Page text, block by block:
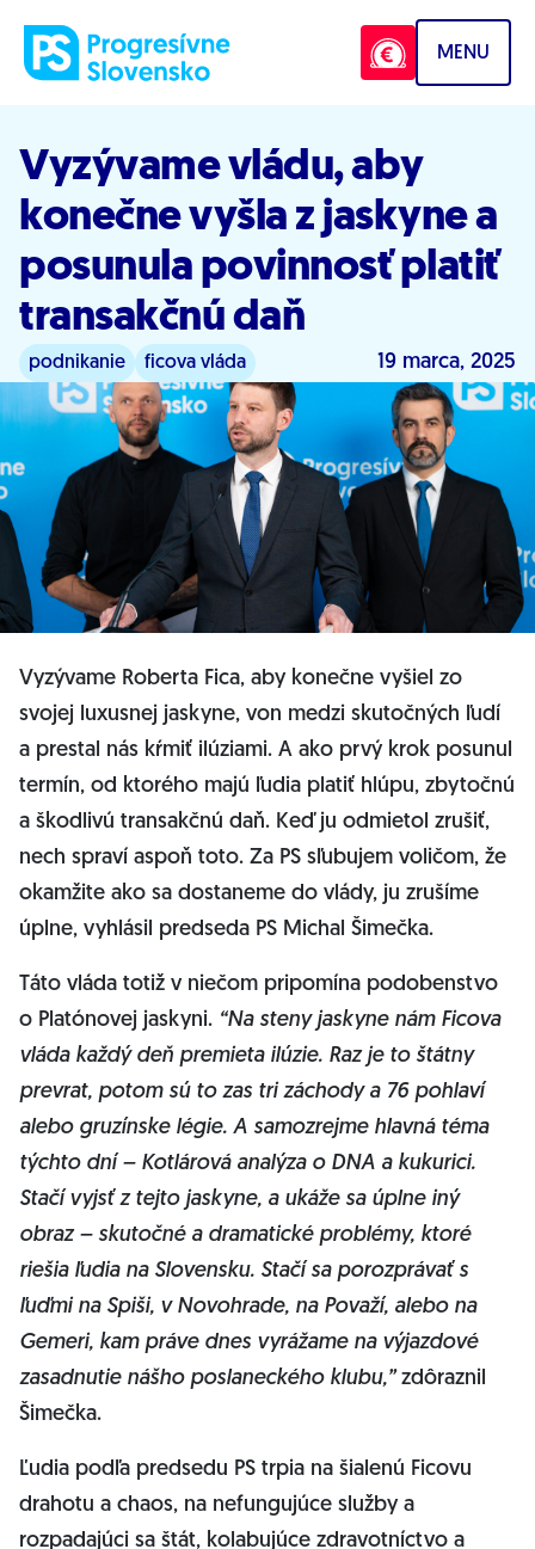
MENU
Vyzývame vládu, aby
konečne vyšla z jaskyne a
posunula povinnosť platiť
transakčnú daň
podnikanie ficova vláda 19 marca, 2025
Vyzývame Roberta Fica, aby konečne vyšiel zo
svojej luxusnej jaskyne, von medzi skutočných ľudí
a prestal nás kŕmiť ilúziami. A ako prvý krok posunul
termín, od ktorého majú ľudia platiť hlúpu, zbytočnú
a škodlivú transakčnú daň. Keď ju odmietol zrušiť,
nech spraví aspoň toto. Za PS sľubujem voličom, že
okamžite ako sa dostaneme do vlády, ju zrušíme
úplne, vyhlásil predseda PS Michal Šimečka.
Táto vláda totiž v niečom pripomína podobenstvo
o Platónovej jaskyni. “Na steny jaskyne nám Ficova
vláda každý deň premieta ilúzie. Raz je to štátny
prevrat, potom sú to zas tri záchody a 76 pohlaví
alebo gruzínske légie. A samozrejme hlavná téma
týchto dní – Kotlárová analýza o DNA a kukurici.
Stačí vyjsť z tejto jaskyne, a ukáže sa úplne iný
obraz – skutočné a dramatické problémy, ktoré
riešia ľudia na Slovensku. Stačí sa porozprávať s
ľuďmi na Spiši, v Novohrade, na Považí, alebo na
Gemeri, kam práve dnes vyrážame na výjazdové
zasadnutie nášho poslaneckého klubu,”zdôraznil
Šimečka.
Ľudia podľa predsedu PS trpia na šialenú Ficovu
drahotu a chaos, na nefungujúce služby a
rozpadajúci sa štát, kolabujúce zdravotníctvo a